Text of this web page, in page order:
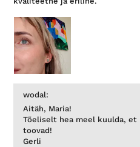
wodal:
Aitäh, Maria!
Tõeliselt hea meel kuulda,
toovad!
Gerli